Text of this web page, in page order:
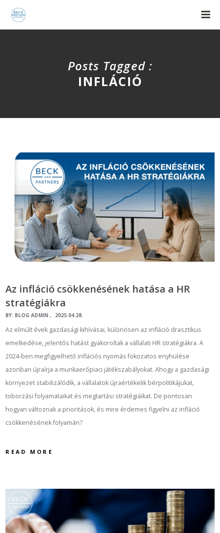
Posts Tagged :
INFLÁCIÓ
Az infláció csökkenésének hatása a HR
stratégiákra
BY: BLOG ADMIN 2025.04.28.
Az elmúlt évek gazdasági kihívásai, különösen az infláció drasztikus
emelkedése, jelentős hatást gyakoroltak a vállalati HR stratégiákra. A
2024-ben megfigyelhető inflációs nyomás fokozatos enyhülése
azonban újraírja a munkaerőpiaci játékszabályokat. Ahogy a gazdasági
környezet stabilizálódik, a vállalatok újraértékelik bérpolitikájukat,
toborzási folyamataikat és megtartási stratégiáikat. De pontosan
hogyan változnak a prioritások, és mire érdemes figyelni az infláció
csökkenésének folyamán?
READ MORE